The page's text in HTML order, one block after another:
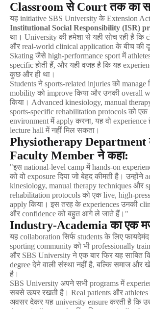
Classroom से Court तक का
यह initiative SBS University के Extension
Institutional Social Responsibility (ISR)
था। University की हमेशा से यही सोच रही है कि
और real-world clinical application के बीच की
Skating जैसे high-performance sport में
specific होती हैं, और यही वजह है कि यह
कुछ और ही था।
Students ने sports-related injuries को manage
mobility को improve किया और उनकी overall
किया। Advanced kinesiology, manual
sports-specific rehabilitation protocols को एक
environment में apply करना, यह वो experience
lecture hall में नहीं मिल सकता।
Physiotherapy Department
Faculty Member ने कहा:
"इस national-level camp में hands-on
को वो exposure दिया जो बेहद कीमती है। उन्होंने
kinesiology, manual therapy techniques और
rehabilitation protocols को एक live, high-
apply किया। इस तरह के experiences उनकी
और confidence को बहुत आगे ले जाते हैं। "
Industry-Academia का एक
यह collaboration सिर्फ students के लिए फायदेमंद
sporting community को भी professionally
और SBS University ने एक बार फिर यह साबित
degree देने वाली संस्था नहीं है, बल्कि समाज और
है।
SBS University अपने सभी programs में
सबसे ऊपर रखती है। Real patients और athletes
अवसर देकर यह university ensure करती है कि